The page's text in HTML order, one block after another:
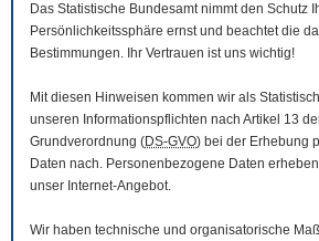
Das Statistische Bundesamt nimmt den Schutz
Persönlichkeitssphäre ernst und beachtet die
Bestimmungen. Ihr Vertrauen ist uns wichtig!
Mit diesen Hinweisen kommen wir als
unseren Informationspflichten nach Artikel 13
Grundverordnung (DS-GVO) bei der Erhebung
Daten nach. Personenbezogene Daten
unser Internet-Angebot.
Wir haben technische und organisatorische